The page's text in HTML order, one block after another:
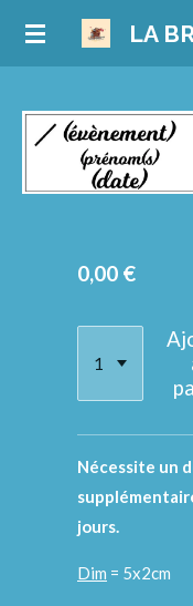
Passer
principal
LA
0,00 €
Nécessite un
jours.
Dim = 5x2cm